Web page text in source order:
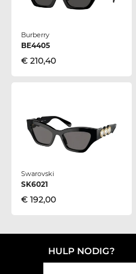
Burberry
BE4405
€ 210,40
Swarovski
SK6021
€ 192,00
HULP NODIG?